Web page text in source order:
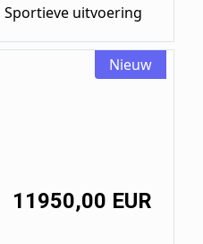
uitvoering
Nieuw
11950,00 EUR